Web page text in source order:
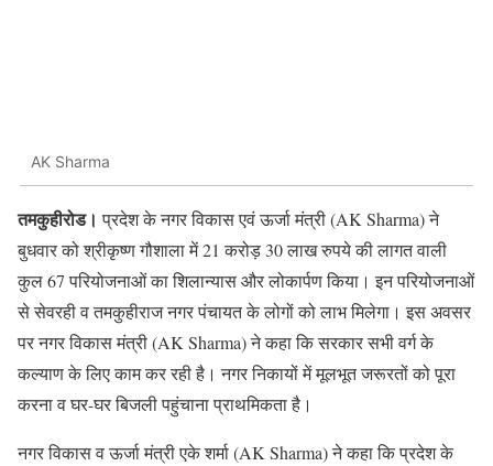
AK Sharma
तमकुहीरोड। प्रदेश के नगर विकास एवं ऊर्जा मंत्री (AK Sharma) ने
बुधवार को श्रीकृष्ण गौशाला में 21 करोड़ 30 लाख रुपये की लागत वाली
कुल 67 परियोजनाओं का शिलान्यास और लोकार्पण किया। इन परियोजनाओं
से सेवरही व तमकुहीराज नगर पंचायत के लोगों को लाभ मिलेगा। इस अवसर
पर नगर विकास मंत्री (AK Sharma) ने कहा कि सरकार सभी वर्ग के
कल्याण के लिए काम कर रही है। नगर निकायों में मूलभूत जरूरतों को पूरा
करना व घर-घर बिजली पहुंचाना प्राथमिकता है।
नगर विकास व ऊर्जा मंत्री एके शर्मा (AK Sharma) ने कहा कि प्रदेश के